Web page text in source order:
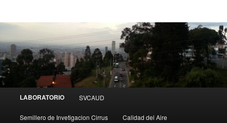
Menú principal
Ir al contenido principal
Ir al contenido secundario
LABORATORIO SVCAUD
Semillero de Invetigacion Cirrus Calidad del Aire